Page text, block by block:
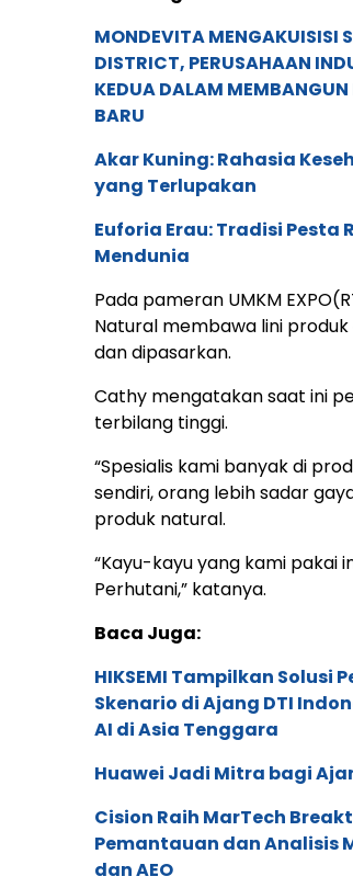
MONDEVITA MENGAKUISISI
DISTRICT, PERUSAHAAN
KEDUA DALAM
BARU
Akar Kuning: Rahasia
yang Terlupakan
Euforia Erau: Tradisi
Mendunia
Pada pameran UMKM
Natural membawa lini
dan dipasarkan.
Cathy mengatakan saat ini
terbilang tinggi.
“Spesialis kami banyak di
sendiri, orang lebih sadar
produk natural.
“Kayu-kayu yang kami pakai
Perhutani,” katanya.
Baca Juga:
HIKSEMI Tampilkan Solusi
Skenario di Ajang DTI
AI di Asia Tenggara
Huawei Jadi Mitra bagi
Cision Raih MarTech
Pemantauan dan Analisis
dan AEO